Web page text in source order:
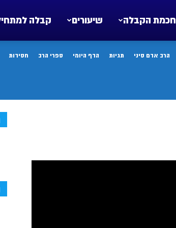
קבלה שיעורים חכמת הקבלה
הרב אדם סיני תגיות הדף היומי ספרי הרב חסידות